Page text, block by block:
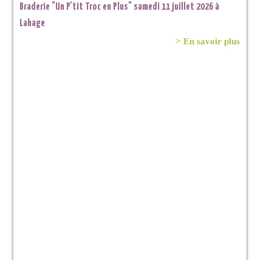
Braderie "Un P'tit Troc en Plus" samedi 11 juillet 2026 à
Lahage
> En savoir plus